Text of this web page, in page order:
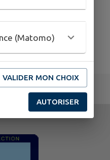
(Matomo)
VALIDER MON CHOIX
AUTORISER